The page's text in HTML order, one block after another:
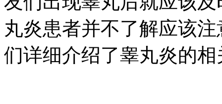
丸炎患者并不了解应该
们详细介绍了睾丸炎的